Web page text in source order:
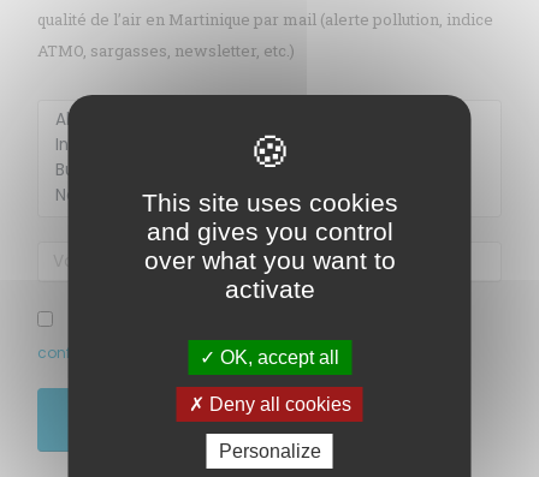
qualité de l’air en Martinique par mail (alerte pollution, indice
ATMO, sargasses, newsletter, etc.)
confidentialité de ce site
JE M'ABONNE
Membre de Agréé par
Accueil
This site uses cookies
and gives you control
over what you want to
activate
OK, accept all
Deny all cookies
Personalize